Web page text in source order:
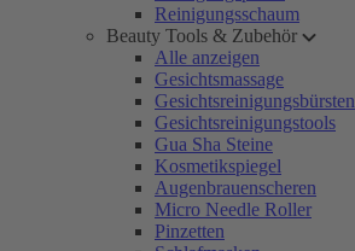
Reinigungsschaum
Beauty Tools & Zubehör
Alle anzeigen
Gesichtsmassage
Gesichtsreinigungsbürsten
Gesichtsreinigungstools
Gua Sha Steine
Kosmetikspiegel
Augenbrauenscheren
Micro Needle Roller
Pinzetten